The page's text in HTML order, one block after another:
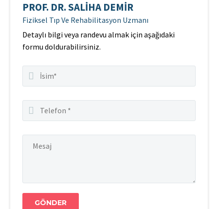
PROF. DR. SALIHA DEMIR
Fiziksel Tıp Ve Rehabilitasyon Uzmanı
Detaylı bilgi veya randevu almak için aşağıdaki
formu doldurabilirsiniz.